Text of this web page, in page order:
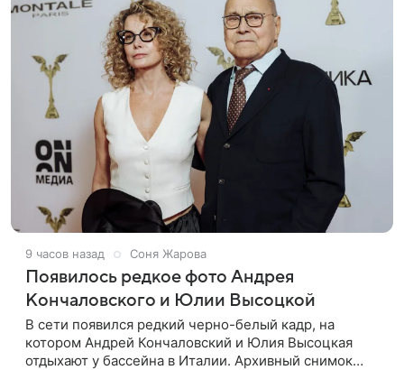
9 часов назад Соня Жарова
Появилось редкое фото Андрея
Кончаловского и Юлии Высоцкой
В сети появился редкий черно-белый кадр, на
котором Андрей Кончаловский и Юлия Высоцкая
отдыхают у бассейна в Италии. Архивный снимок